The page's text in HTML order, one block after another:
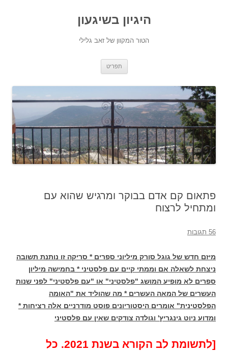
היגיון בשיגעון
הטור המקוון של זאב גלילי
תפריט
פתאום קם אדם בבוקר ומרגיש שהוא עם
ומתחיל לרצוח
56 תגובות
מיזם חדש של גוגל סורק מיליוני ספרים * סריקה זו נותנת תשובה
ניצחת לשאלה אם וממתי קיים עם פלסטיני * בחמישה מיליון
ספרים לא מופיע המושג "פלסטיני" או "עם פלסטיני" לפני שנות
העשרים של המאה העשרים * מה שהוליד את "האומה
הפלסטינית" אומרים היסטוריונים פוסט מודרניים אלה רציחות *
ומדוע ניוט גינגריץ' וגולדה צודקים שאין עם פלסטיני
[לתשומת לב הקורא בשנת 2021. כל